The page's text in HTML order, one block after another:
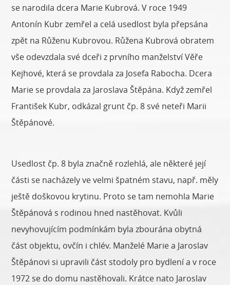
se narodila dcera Marie Kubrová. V roce 1949
Antonín Kubr zemřel a celá usedlost byla přepsána
zpět na Růženu Kubrovou. Růžena Kubrová obratem
vše odevzdala své dceři z prvního manželství Věře
Kejhové, která se provdala za Josefa Rabocha. Dcera
Marie se provdala za Jaroslava Štěpána. Když zemřel
František Kubr, odkázal grunt čp. 8 své neteři Marii
Štěpánové.
Usedlost čp. 8 byla značně rozlehlá, ale některé její
části se nacházely ve velmi špatném stavu, např. měly
ještě doškovou krytinu. Proto se tam nemohla Marie
Štěpánová s rodinou hned nastěhovat. Kvůli
nevyhovujícím podmínkám byla zbourána obytná
část objektu, ovčín i chlév. Manželé Marie a Jaroslav
Štěpánovi si upravili část stodoly pro bydlení a v roce
1972 se do domu nastěhovali. Krátce nato Jaroslav